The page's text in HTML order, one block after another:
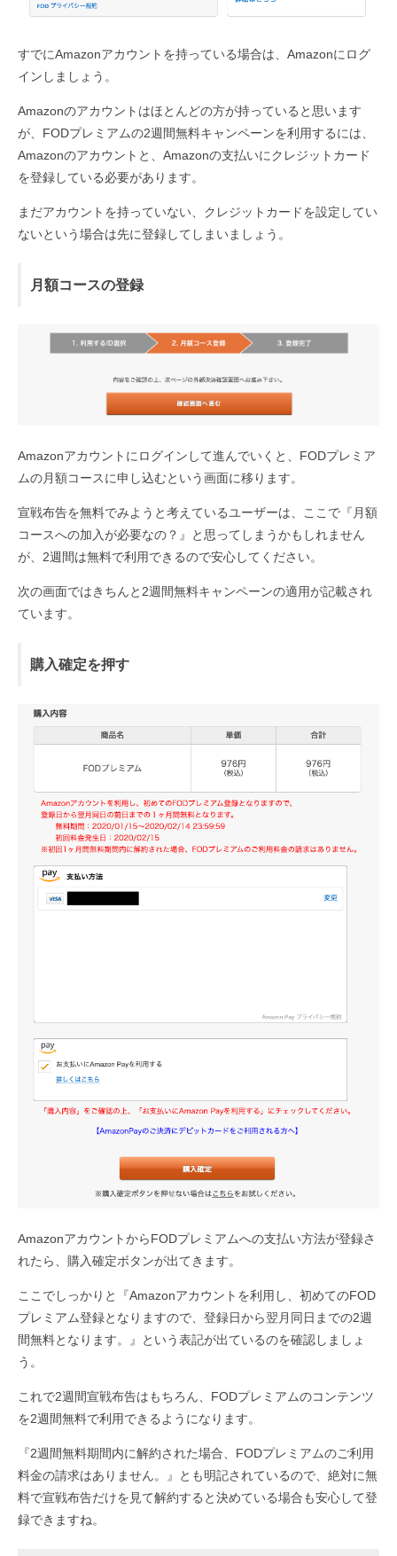
すでにAmazonアカウントを持っている場合は、Amazonにログ
インしましょう。
Amazonのアカウントはほとんどの方が持っていると思います
が、FODプレミアムの2週間無料キャンペーンを利用するには、
Amazonのアカウントと、Amazonの支払いにクレジットカード
を登録している必要があります。
まだアカウントを持っていない、クレジットカードを設定してい
ないという場合は先に登録してしまいましょう。
月額コースの登録
Amazonアカウントにログインして進んでいくと、FODプレミア
ムの月額コースに申し込むという画面に移ります。
宣戦布告を無料でみようと考えているユーザーは、ここで『月額
コースへの加入が必要なの？』と思ってしまうかもしれません
が、2週間は無料で利用できるので安心してください。
次の画面ではきちんと2週間無料キャンペーンの適用が記載され
ています。
購入確定を押す
AmazonアカウントからFODプレミアムへの支払い方法が登録さ
れたら、購入確定ボタンが出てきます。
ここでしっかりと『Amazonアカウントを利用し、初めてのFOD
プレミアム登録となりますので、登録日から翌月同日までの2週
間無料となります。』という表記が出ているのを確認しましょ
う。
これで2週間宣戦布告はもちろん、FODプレミアムのコンテンツ
を2週間無料で利用できるようになります。
『2週間無料期間内に解約された場合、FODプレミアムのご利用
料金の請求はありません。』とも明記されているので、絶対に無
料で宣戦布告だけを見て解約すると決めている場合も安心して登
録できますね。